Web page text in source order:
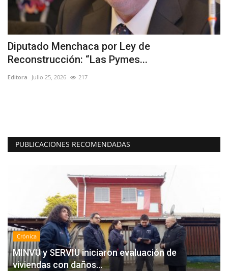
Diputado Menchaca por Ley de
Reconstrucción: “Las Pymes...
Editora Julio 25, 2026 217
PUBLICACIONES RECOMENDADAS
Crónica
MINVU y SERVIU iniciaron evaluación de
viviendas con daños...